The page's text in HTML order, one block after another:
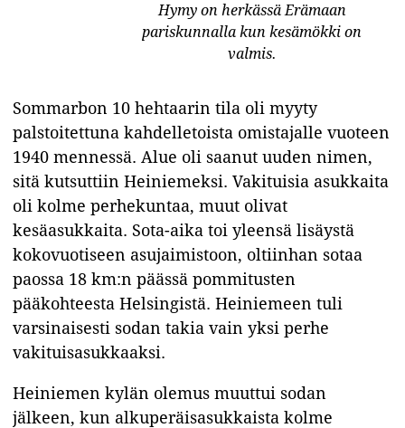
Hymy on herkässä Erämaan
pariskunnalla kun kesämökki on
valmis.
Sommarbon 10 hehtaarin tila oli myyty
palstoitettuna kahdelletoista omistajalle vuoteen
1940 mennessä. Alue oli saanut uuden nimen,
sitä kutsuttiin Heiniemeksi. Vakituisia asukkaita
oli kolme perhekuntaa, muut olivat
kesäasukkaita. Sota-aika toi yleensä lisäystä
kokovuotiseen asujaimistoon, oltiinhan sotaa
paossa 18 km:n päässä pommitusten
pääkohteesta Helsingistä. Heiniemeen tuli
varsinaisesti sodan takia vain yksi perhe
vakituisasukkaaksi.
Heiniemen kylän olemus muuttui sodan
jälkeen, kun alkuperäisasukkaista kolme